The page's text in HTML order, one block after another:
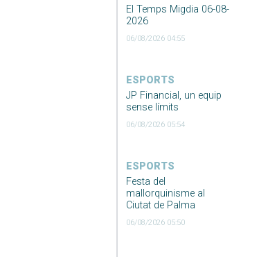
El Temps Migdia 06-08-
2026
06/08/2026 04:55
ESPORTS
JP Financial, un equip
sense límits
06/08/2026 05:54
ESPORTS
Festa del
mallorquinisme al
Ciutat de Palma
06/08/2026 05:50